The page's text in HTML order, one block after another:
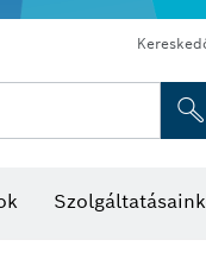
Szolgáltatásaink